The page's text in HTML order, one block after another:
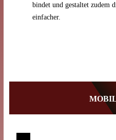
bindet und gestaltet zudem
einfacher.